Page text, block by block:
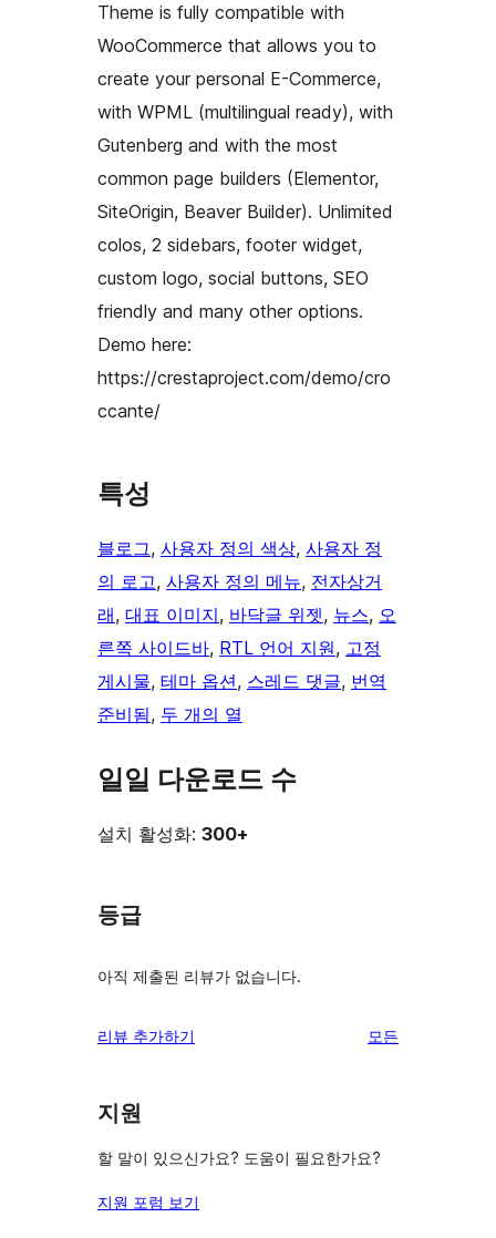
Theme is fully compatible with
WooCommerce that allows you to
create your personal E-Commerce,
with WPML (multilingual ready), with
Gutenberg and with the most
common page builders (Elementor,
SiteOrigin, Beaver Builder). Unlimited
colos, 2 sidebars, footer widget,
custom logo, social buttons, SEO
friendly and many other options.
Demo here:
https://crestaproject.com/demo/cro
ccante/
특성
블로그, 사용자 정의 색상, 사용자 정
의 로고, 사용자 정의 메뉴, 전자상거
래, 대표 이미지, 바닥글 위젯, 뉴스, 오
른쪽 사이드바, RTL 언어 지원, 고정
게시물, 테마 옵션, 스레드 댓글, 번역
준비됨, 두 개의 열
일일 다운로드 수
설치 활성화: 300+
등급
아직 제출된 리뷰가 없습니다.
리뷰 추가하기 모든
지원
할 말이 있으신가요? 도움이 필요한가요?
지원 포럼 보기